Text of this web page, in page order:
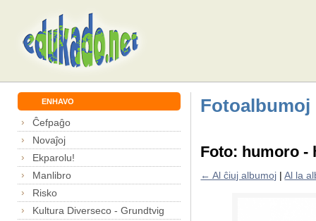
ENHAVO
Ĉefpaĝo
Novaĵoj
Ekparolu!
Manlibro
Risko
Kultura Diverseco - Grundtvig
Fotoalbumoj
Foto: humoro -
← Al ĉiuj albumoj |Al la